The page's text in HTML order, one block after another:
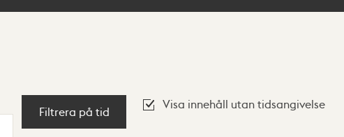
Filtrera på tid
Visa innehåll utan tidsangivelse